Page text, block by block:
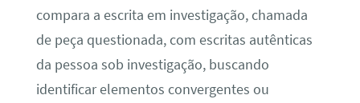
compara a escrita em investigação, chamada
de peça questionada, com escritas autênticas
da pessoa sob investigação, buscando
identificar elementos convergentes ou